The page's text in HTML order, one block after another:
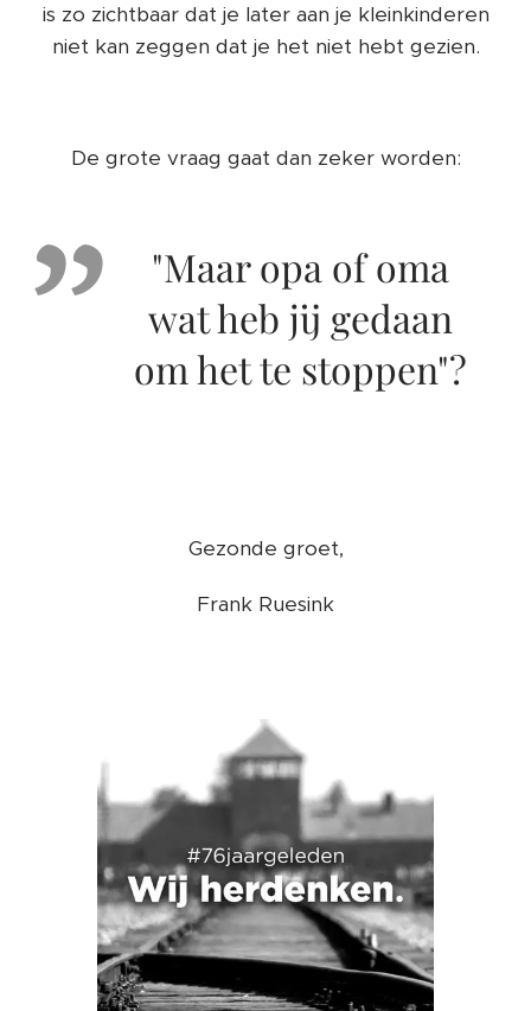
is zo zichtbaar dat je later aan je kleinkinderen
niet kan zeggen dat je het niet hebt gezien.
De grote vraag gaat dan zeker worden:
"Maar opa of oma
wat heb jij gedaan
om het te stoppen"?
Gezonde groet,
Frank Ruesink